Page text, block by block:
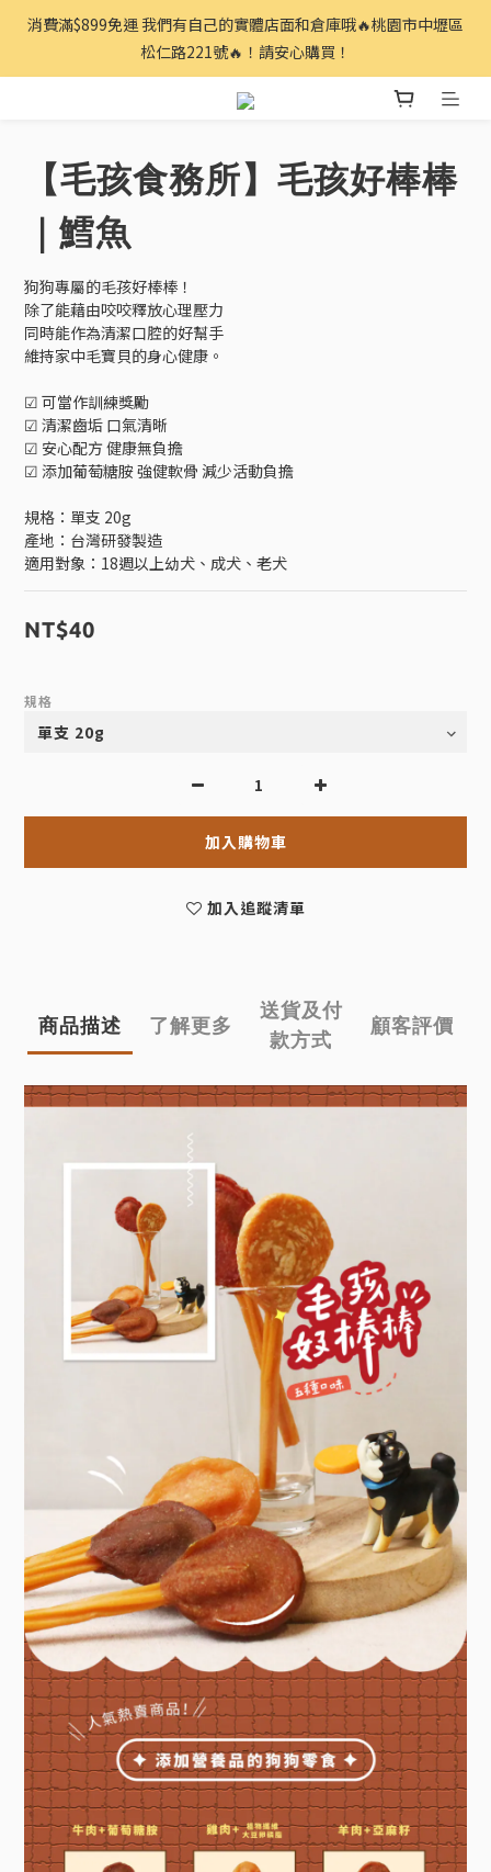
消費滿$899免運 我們有自己的實體店面和倉庫哦🔥桃園市中壢區
松仁路221號🔥！請安心購買！
【毛孩食務所】毛孩好棒棒
｜鱈魚
狗狗專屬的毛孩好棒棒！
除了能藉由咬咬釋放心理壓力
同時能作為清潔口腔的好幫手
維持家中毛寶貝的身心健康。
☑︎ 可當作訓練獎勵
☑︎ 清潔齒垢 口氣清晰
☑︎ 安心配方 健康無負擔
☑︎ 添加葡萄糖胺 強健軟骨 減少活動負擔
規格：單支 20g
產地：台灣研發製造
適用對象：18週以上幼犬、成犬、老犬
NT$40
規格
加入購物車
加入追蹤清單
商品描述 了解更多
送貨及付
款方式
顧客評價